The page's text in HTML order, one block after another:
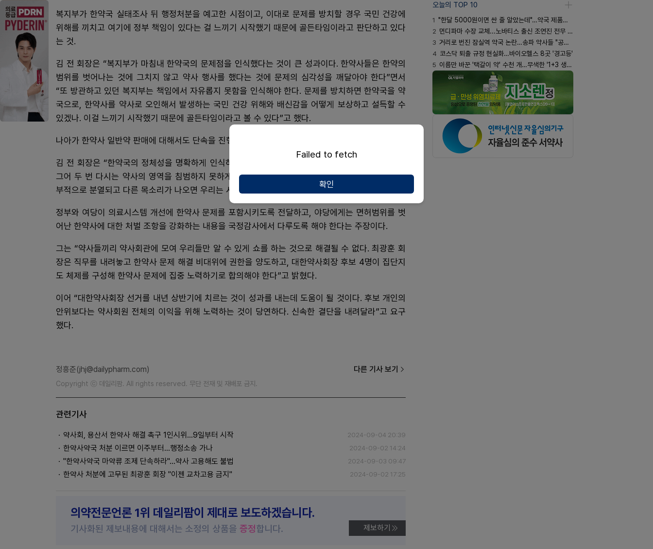
복지부가 한약국 실태조사 뒤 행정처분을 예고한 시점이고, 이대로 문제를 방치할 경우 국민 건강에
위해를 끼치고 여기에 정부 책임이 있다는 걸 느끼기 시작했기 때문에 골든타임이라고 판단하고 있다
는 것.
김 전 회장은 “복지부가 마침내 한약국의 문제점을 인식했다는 것이 큰 성과이다. 한약사들은 한약의
범위를 벗어나는 것에 그치지 않고 약사 행사를 했다는 것에 문제의 심각성을 깨달아야 한다”면서
“또 방관하고 있던 복지부는 책임에서 자유롭지 못함을 인식해야 한다. 문제를 방치하면 한약국을 약
국으로, 한약사를 약사로 오인해서 발생하는 국민 건강 위해와 배신감을 어떻게 보상하고 설득할 수
있겠나. 이걸 느끼기 시작했기 때문에 골든타임이라고 볼 수 있다”고 했다.
나아가 한약사 일반약 판매에 대해서도 단속을 진행하는 등 후속조치가 필요하다고 주장했다.
김 전 회장은 “한약국의 정체성을 명확하게 인식하도록 하고, 한약사의 업무범위를 분명하게 경계를
그어 두 번 다시는 약사의 영역을 침범하지 못하게 하는 후속조치를 요구해야 한다”면서 “약사회 내
부적으로 분열되고 다른 목소리가 나오면 우리는 시기를 놓칠 수밖에 없다”고 우려했다.
정부와 여당이 의료시스템 개선에 한약사 문제를 포함시키도록 전달하고, 야당에게는 면허범위를 벗
어난 한약사에 대한 처벌 조항을 강화하는 내용을 국정감사에서 다루도록 해야 한다는 주장이다.
그는 “약사들끼리 약사회관에 모여 우리들만 알 수 있게 쇼를 하는 것으로 해결될 수 없다. 최광훈 회
장은 직무를 내려놓고 한약사 문제 해결 비대위에 권한을 양도하고, 대한약사회장 후보 4명이 집단지
도 체제를 구성해 한약사 문제에 집중 노력하기로 합의해야 한다”고 밝혔다.
이어 “대한약사회장 선거를 내년 상반기에 치르는 것이 성과를 내는데 도움이 될 것이다. 후보 개인의
안위보다는 약사회원 전체의 이익을 위해 노력하는 것이 당연하다. 신속한 결단을 내려달라”고 요구
했다.
정흥준(jhj@dailypharm.com) 다른 기사 보기
Copyright ⓒ 데일리팜. All rights reserved. 무단 전재 및 재배포 금지.
관련기사
약사회, 용산서 한약사 해결 촉구 1인시위...9일부터 시작 2024-09-04 20:39
한약사약국 처분 이르면 이주부터…행정소송 가나 2024-09-02 14:24
"한약사약국 마약류 조제 단속하라"...약사 고용해도 불법 2024-09-03 09:47
한약사 처분에 고무된 최광훈 회장 "이젠 교차고용 금지" 2024-09-02 17:25
의약전문언론 1위 데일리팜이 제대로 보도하겠습니다.
기사화된 제보내용에 대해서는 소정의 상품을 증정합니다. 제보하기
오늘의 TOP 10
1 "한달 5000원이면 싼 줄 알았는데"…약국 제품과 비교해보니
2 먼디파마 수장 교체...노바티스 출신 조연진 전무 내정
3 거리로 번진 잠실역 약국 논란…송파 약사들 "공공성 훼손"
4 코스닥 퇴출 규정 현실화…바이오헬스 8곳 '경고등'
5 이름만 바꾼 '택갈이 약' 수천 개…무색한 '1+3 생동'
Failed to fetch
확인